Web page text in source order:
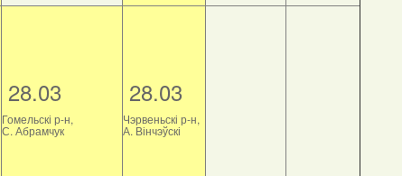
28.03
Гомельскі р-н,
С. Абрамчук
28.03
Чэрвеньскі р-н,
А. Вінчэўскі